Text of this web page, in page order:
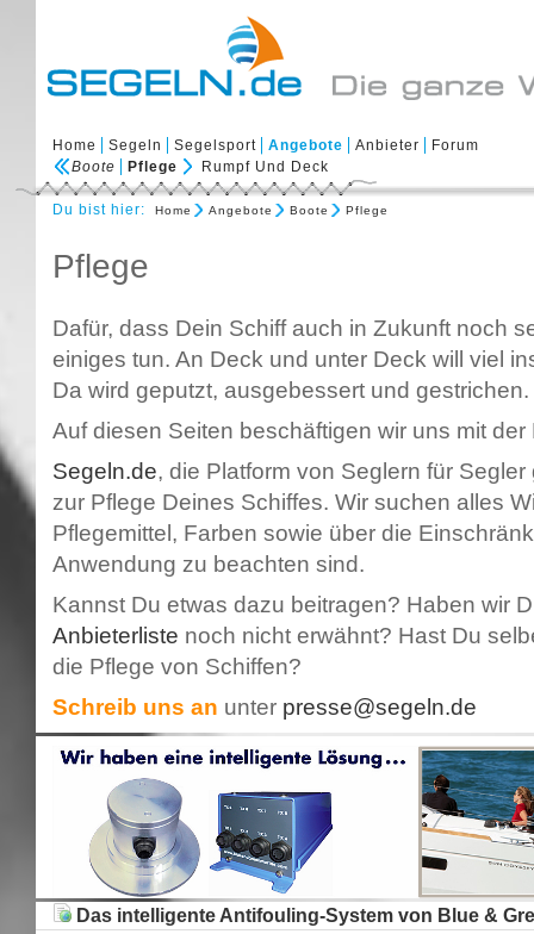
Home Segeln Segelsport Angebote Anbieter
Forum
Boote
Pflege Rumpf Und Deck
Du bist hier: Home Angebote Boote Pflege
Pflege
Dafür, dass Dein Schiff auch in Zukunft noch
einiges tun. An Deck und unter Deck will viel
Da wird geputzt, ausgebessert und gestrichen.
Auf diesen Seiten beschäftigen wir uns mit
Segeln.de, die Platform von Seglern für
zur Pflege Deines Schiffes. Wir suchen alles
Pflegemittel, Farben sowie über die
Anwendung zu beachten sind.
Kannst Du etwas dazu beitragen? Haben wir
Anbieterliste noch nicht erwähnt? Hast Du
die Pflege von Schiffen?
Schreib uns an unter presse@segeln.de
Das intelligente Antifouling-System von Blue &